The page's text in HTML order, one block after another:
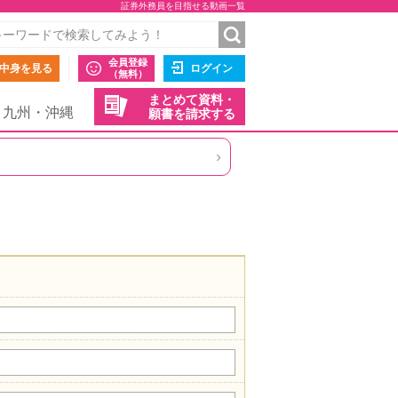
証券外務員を目指せる動画一覧
身を見る
会員登録
（無料）
ログイン
まとめて資料・
願書を請求する
九州・沖縄
›